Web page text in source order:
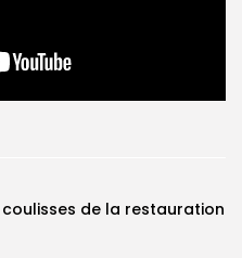
de la restauration